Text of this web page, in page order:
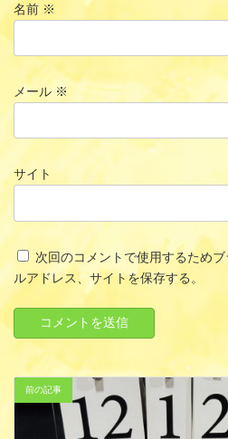
名前 ※
メール ※
サイト
次回のコメントで使用するため
ルアドレス、サイトを保存する。
前の記事